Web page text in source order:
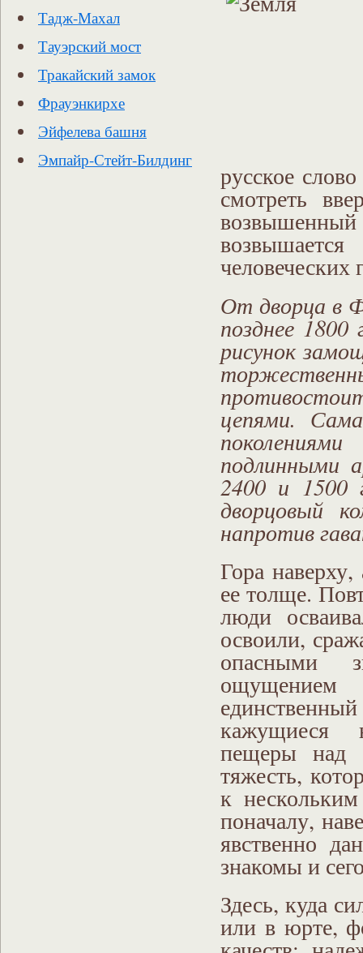
Тадж-Махал
Тауэрский мост
Тракайский замок
Фрауэнкирхе
Эйфелева башня
Эмпайр-Стейт-Билдинг
русское
смотреть
человеческих
От дворца в
позднее
рисунок
цепями.
подлинными
2400 и 1500
дворцовый
напротив
Гора
ее толще.
люди
освоили,
опасными
кажущиеся
пещеры над
тяжесть,
к
поначалу,
явственно
знакомы и
Здесь, куда
или в юрте,